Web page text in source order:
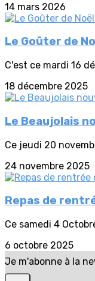
14 mars 2026
Le Goûter de
C'est ce mardi 16
18 décembre 2025
Le Beaujolais
Ce jeudi 20
24 novembre 2025
Repas de
Ce samedi 4
6 octobre 2025
Je m'abonne à la